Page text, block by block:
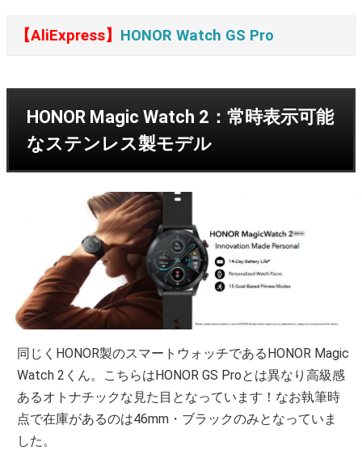
【AliExpress】 HONOR Watch GS Pro
HONOR Magic Watch 2：常時表示可能
なステンレス製モデル
同じくHONOR製のスマートウォッチであるHONOR Magic
Watch 2くん。こちらはHONOR GS Proとは異なり高級感
あるオトナチックな見た目となっています！なお執筆時
点で在庫があるのは46mm・ブラックのみとなっていま
した。